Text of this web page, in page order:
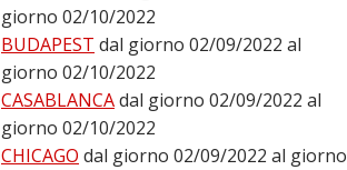
giorno 02/10/2022
BUDAPEST dal giorno 02/09/2022 al
giorno 02/10/2022
CASABLANCAdal giorno 02/09/2022 al
giorno 02/10/2022
CHICAGO dal giorno 02/09/2022 al giorno